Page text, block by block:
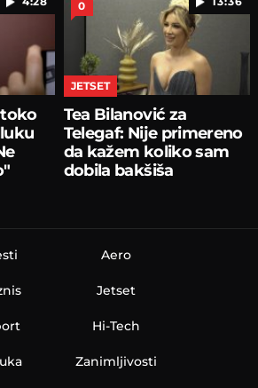
0
JETSET
Tea Bilanović za
Telegaf: Nije primereno
da kažem koliko sam
dobila bakšiša
Aero
Jetset
Hi-Tech
Zanimljivosti